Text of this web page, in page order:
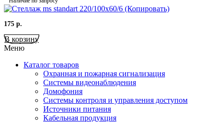
175 р.
В корзину
Меню
Каталог товаров
Охранная и пожарная сигнализация
Системы видеонаблюдения
Домофония
Системы контроля и управления доступом
Источники питания
Кабельная продукция